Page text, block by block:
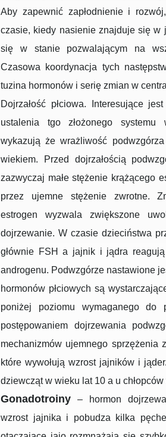
Aby zapewnić zapłodnienie i
czasie, kiedy nasienie znajduje się
się w stanie pozwalającym na
Czasowa koordynacja tych
tuzina hormonów i serię zmian w
Dojrzałość płciowa. Interesujące
ustalenia tgo złożonego systemu
wykazują że wrażliwość
wiekiem. Przed dojrzałością
zazwyczaj małe stężenie krążącego
przez ujemne stężenie zwrotne.
estrogen wyzwala zwiększone
dojrzewanie. W czasie dzieciństwa
głównie FSH a jajnik i jądra
androgenu. Podwzgórze nastawione
hormonów płciowych są
poniżej poziomu wymaganego do
postępowaniem dojrzewania
mechanizmów ujemnego sprzężenia
które wywołują wzrost jajników i
dziewcząt w wieku lat 10 a u
Gonadotroiny – hormon
wzrost jajnika i pobudza kilka